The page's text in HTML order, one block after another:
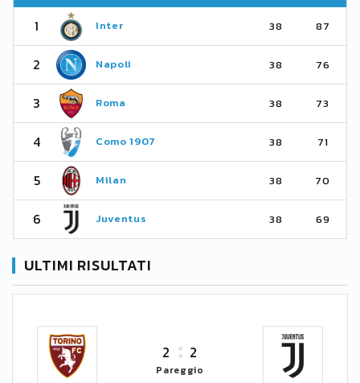
1 Inter 38 87
2 Napoli 38 76
3 Roma 38 73
4 Como 1907 38 71
5 Milan 38 70
6 Juventus 38 69
ULTIMI RISULTATI
2 2
Pareggio